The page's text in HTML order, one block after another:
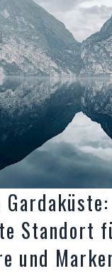
Standort
und